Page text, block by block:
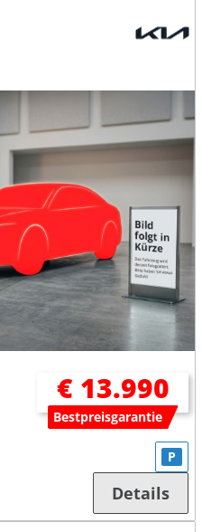
€ 13.990
Bestpreisgarantie
P
Details